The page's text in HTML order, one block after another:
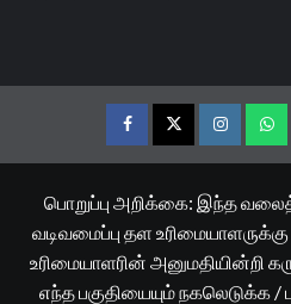
FacebookTwitter
பொறுப்பு அறிக்கை: இந்த
வடிவமைப்பு தள
உரிமையாளரின் அனுமதியின்றி
எந்த பகுதியையும் நகலெடுக்க /